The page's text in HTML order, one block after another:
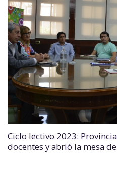
Ciclo lectivo 2023:
docentes y abrió la mesa